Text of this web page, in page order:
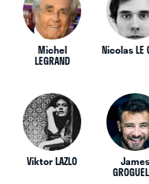
Michel
LEGRAND
Nicolas LE
Viktor LAZLO James